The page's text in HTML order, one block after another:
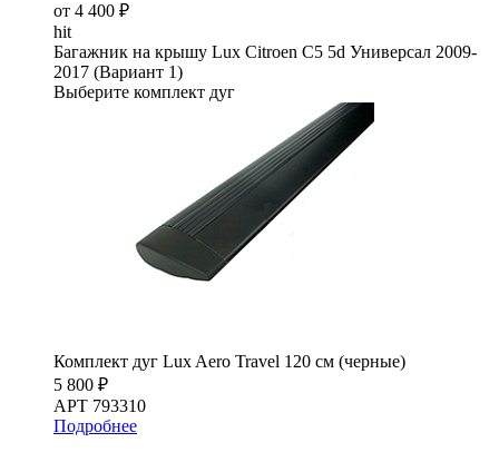
от 4 400 ₽
hit
Багажник на крышу Lux Citroen C5 5d Универсал 2009-
2017 (Вариант 1)
Выберите комплект дуг
Комплект дуг Lux Aero Travel 120 см (черные)
5 800 ₽
АРТ 793310
Подробнее